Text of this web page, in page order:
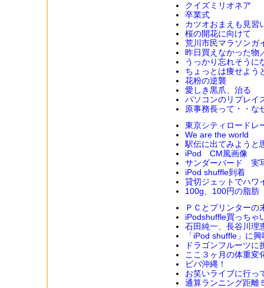
クイズミリオネア
卒業式
カツオおまえも見習
桜の開花に向けて
荒川市民マラソンガ
昨日買えなかった物
うっかり忘れそうに
ちょっとは痩せよう
花粉の逆襲
愛しき黒爪、治る
パソコンのリプレイ
原事務長って・・な
東京シティロードレ
We are the world
駅伝に出てみようと
iPod CM風画像
サンダーバード 実
iPod shuffle到着
貸切ジェットでハワ
100g、100円の脂肪
ＰＣとプリンターの
iPodshuffle買っちゃ
石田純一、長谷川
「iPod shuffle」に
ドラゴンフルーツに
ここ３ヶ月の体重変
ビバ沖縄！
お笑いライブに行っ
通算ランニング距離